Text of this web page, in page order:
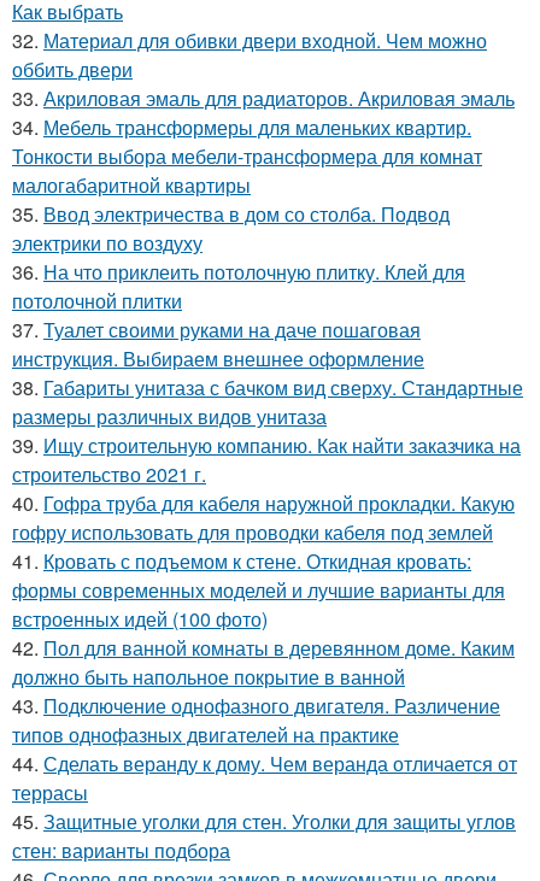
Как выбрать
32. Материал для обивки двери входной. Чем можно
оббить двери
33. Акриловая эмаль для радиаторов. Акриловая эмаль
34. Мебель трансформеры для маленьких квартир.
Тонкости выбора мебели-трансформера для комнат
малогабаритной квартиры
35. Ввод электричества в дом со столба. Подвод
электрики по воздуху
36. На что приклеить потолочную плитку. Клей для
потолочной плитки
37. Туалет своими руками на даче пошаговая
инструкция. Выбираем внешнее оформление
38. Габариты унитаза с бачком вид сверху. Стандартные
размеры различных видов унитаза
39. Ищу строительную компанию. Как найти заказчика на
строительство 2021 г.
40. Гофра труба для кабеля наружной прокладки. Какую
гофру использовать для проводки кабеля под землей
41. Кровать с подъемом к стене. Откидная кровать:
формы современных моделей и лучшие варианты для
встроенных идей (100 фото)
42. Пол для ванной комнаты в деревянном доме. Каким
должно быть напольное покрытие в ванной
43. Подключение однофазного двигателя. Различение
типов однофазных двигателей на практике
44. Сделать веранду к дому. Чем веранда отличается от
террасы
45. Защитные уголки для стен. Уголки для защиты углов
стен: варианты подбора